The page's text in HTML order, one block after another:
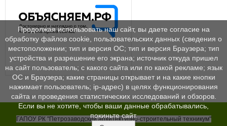
ГАПОУ РК "Петрозаводский архитектурно-строительный техникум"
Продолжая использовать наш сайт, вы даете согласие на
обработку файлов cookie, пользовательских данных (сведения о
местоположении; тип и версия ОС; тип и версия Браузера; тип
устройства и разрешение его экрана; источник откуда пришел
на сайт пользователь; с какого сайта или по какой рекламе; язык
ОС и Браузера; какие страницы открывает и на какие кнопки
нажимает пользователь; ip-адрес) в целях функционирования
сайта и проведения статистических исследований и обзоров.
Если вы не хотите, чтобы ваши данные обрабатывались,
покиньте сайт.